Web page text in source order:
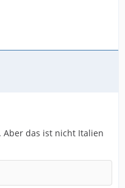
Aber das ist nicht Italien